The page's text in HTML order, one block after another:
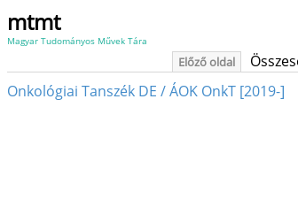
mtmt
Magyar Tudományos Művek Tára
Előző oldal
Onkológiai Tanszék DE / ÁOK OnkT [2019-]